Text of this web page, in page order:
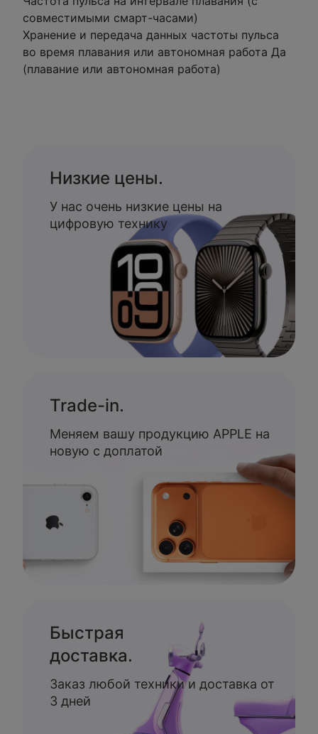
совместимыми смарт-часами)
Хранение и передача данных частоты пульса
во время плавания или автономная работа Да
(плавание или автономная работа)
Низкие цены.
У нас очень низкие цены на
цифровую технику
Trade-in.
Меняем вашу продукцию APPLE на
новую с доплатой
Быстрая
доставка.
Заказ любой техники и доставка от
3 дней